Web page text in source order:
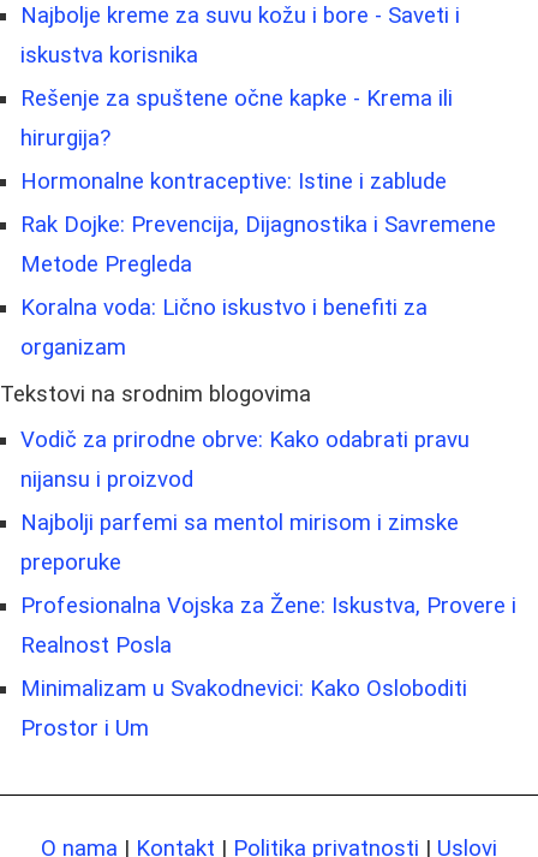
Najbolje kreme za suvu kožu i bore - Saveti i
iskustva korisnika
Rešenje za spuštene očne kapke - Krema ili
hirurgija?
Hormonalne kontraceptive: Istine i zablude
Rak Dojke: Prevencija, Dijagnostika i Savremene
Metode Pregleda
Koralna voda: Lično iskustvo i benefiti za
organizam
Tekstovi na srodnim blogovima
Vodič za prirodne obrve: Kako odabrati pravu
nijansu i proizvod
Najbolji parfemi sa mentol mirisom i zimske
preporuke
Profesionalna Vojska za Žene: Iskustva, Provere i
Realnost Posla
Minimalizam u Svakodnevici: Kako Osloboditi
Prostor i Um
O nama | Kontakt | Politika privatnosti | Uslovi